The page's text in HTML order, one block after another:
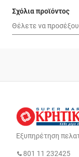
Σχόλια προϊόντος
Εξυπηρέτηση
801 11 232425